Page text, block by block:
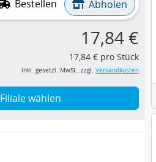
Bestellen Abholen
17,84 €
17,84 € pro Stück
inkl. gesetzl. MwSt., zzgl. Versandkosten
Filiale wählen